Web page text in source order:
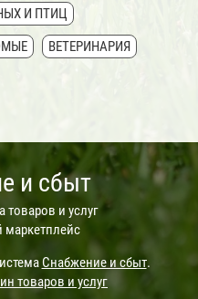
И ПТИЦ
ВЕТЕРИНАРИЯ
и сбыт
товаров и услуг
Снабжение и сбыт.
товаров и услуг